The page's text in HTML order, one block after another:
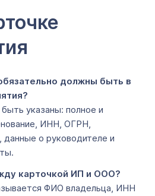
должны быть в
указаны: полное и
ИНН, ОГРН,
о руководителе и
карточкой ИП и ООО?
ФИО владельца, ИНН